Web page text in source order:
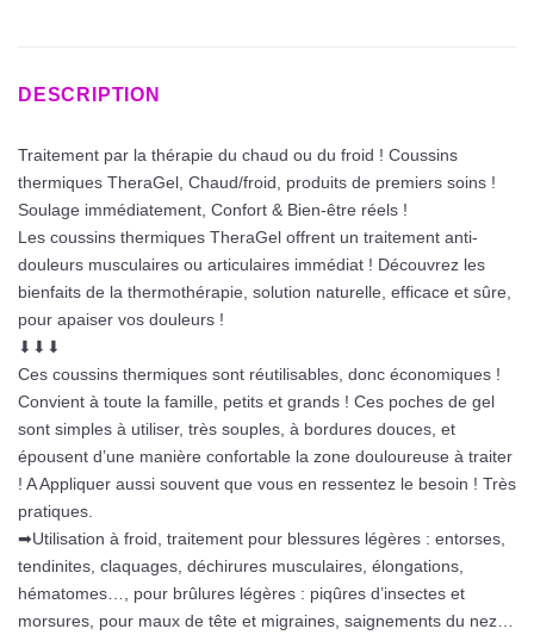
DESCRIPTION
Traitement par la thérapie du chaud ou du froid ! Coussins
thermiques TheraGel, Chaud/froid, produits de premiers soins !
Soulage immédiatement, Confort & Bien-être réels !
Les coussins thermiques TheraGel offrent un traitement anti-
douleurs musculaires ou articulaires immédiat ! Découvrez les
bienfaits de la thermothérapie, solution naturelle, efficace et sûre,
pour apaiser vos douleurs !
⬇⬇⬇
Ces coussins thermiques sont réutilisables, donc économiques !
Convient à toute la famille, petits et grands ! Ces poches de gel
sont simples à utiliser, très souples, à bordures douces, et
épousent d’une manière confortable la zone douloureuse à traiter
! A Appliquer aussi souvent que vous en ressentez le besoin ! Très
pratiques.
➡Utilisation à froid, traitement pour blessures légères : entorses,
tendinites, claquages, déchirures musculaires, élongations,
hématomes…, pour brûlures légères : piqûres d’insectes et
morsures, pour maux de tête et migraines, saignements du nez…